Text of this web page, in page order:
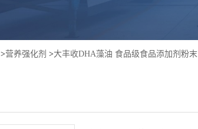
>营养强化剂 >大丰收DHA藻油 食品级食品添加剂粉末